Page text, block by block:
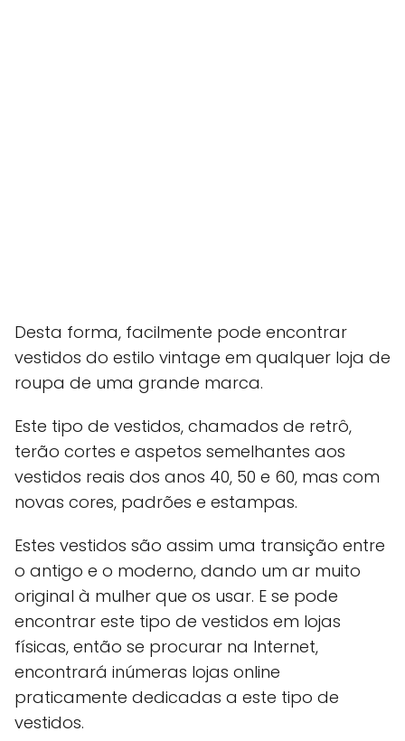
Desta forma, facilmente pode encontrar
vestidos do estilo vintage em qualquer loja de
roupa de uma grande marca.
Este tipo de vestidos, chamados de retrô,
terão cortes e aspetos semelhantes aos
vestidos reais dos anos 40, 50 e 60, mas com
novas cores, padrões e estampas.
Estes vestidos são assim uma transição entre
o antigo e o moderno, dando um ar muito
original à mulher que os usar. E se pode
encontrar este tipo de vestidos em lojas
físicas, então se procurar na Internet,
encontrará inúmeras lojas online
praticamente dedicadas a este tipo de
vestidos.